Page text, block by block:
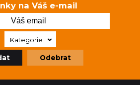
na Váš e-mail
Kategorie
Odebrat